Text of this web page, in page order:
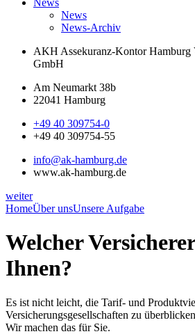
News
News
News-Archiv
AKH Assekuranz-Kontor Hamburg
GmbH
Am Neumarkt 38b
22041 Hamburg
+49 40 309754-0
+49 40 309754-55
info@ak-hamburg.de
www.ak-hamburg.de
weiter
HomeÜber unsUnsere Aufgabe
Welcher
Ihnen?
Es ist nicht leicht, die Tarif- und
Versicherungsgesellschaften zu
Wir machen das für Sie.